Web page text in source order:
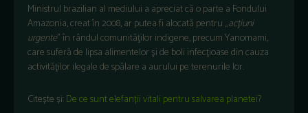
Ministrul brazilian al mediului a apreciat că o parte a Fondului
Amazonia, creat în 2008, ar putea fi alocată pentru „acţiuni
urgente” în rândul comunităţilor indigene, precum Yanomami,
care suferă de lipsa alimentelor şi de boli infecţioase din cauza
activităţilor ilegale de spălare a aurului pe terenurile lor.
Citește și:De ce sunt elefanții vitali pentru salvarea planetei?